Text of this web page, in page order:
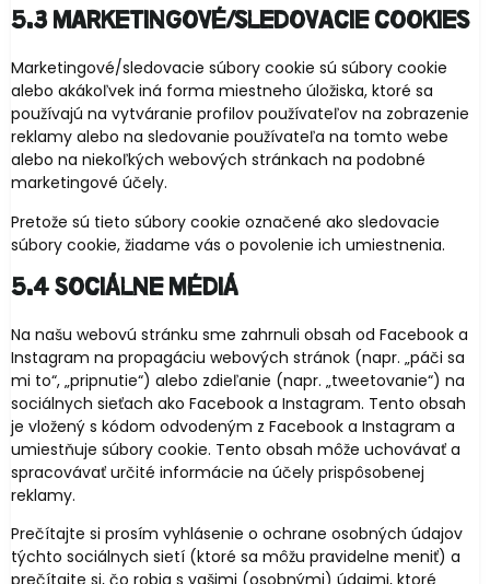
5.3 Marketingové/sledovacie cookies
Marketingové/sledovacie súbory cookie sú súbory cookie
alebo akákoľvek iná forma miestneho úložiska, ktoré sa
používajú na vytváranie profilov používateľov na zobrazenie
reklamy alebo na sledovanie používateľa na tomto webe
alebo na niekoľkých webových stránkach na podobné
marketingové účely.
Pretože sú tieto súbory cookie označené ako sledovacie
súbory cookie, žiadame vás o povolenie ich umiestnenia.
5.4 Sociálne médiá
Na našu webovú stránku sme zahrnuli obsah od Facebook a
Instagram na propagáciu webových stránok (napr. „páči sa
mi to“, „pripnutie“) alebo zdieľanie (napr. „tweetovanie“) na
sociálnych sieťach ako Facebook a Instagram. Tento obsah
je vložený s kódom odvodeným z Facebook a Instagram a
umiestňuje súbory cookie. Tento obsah môže uchovávať a
spracovávať určité informácie na účely prispôsobenej
reklamy.
Prečítajte si prosím vyhlásenie o ochrane osobných údajov
týchto sociálnych sietí (ktoré sa môžu pravidelne meniť) a
prečítajte si, čo robia s vašimi (osobnými) údajmi, ktoré